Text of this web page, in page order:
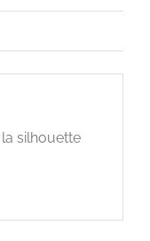
silhouette